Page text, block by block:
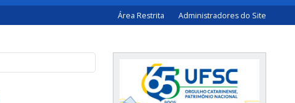
Área Restrita Administradores do Site